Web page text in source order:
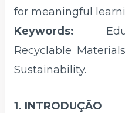
for meaningful
Keywords:
Recyclable
Sustainability.
1. INTRODUÇÃO